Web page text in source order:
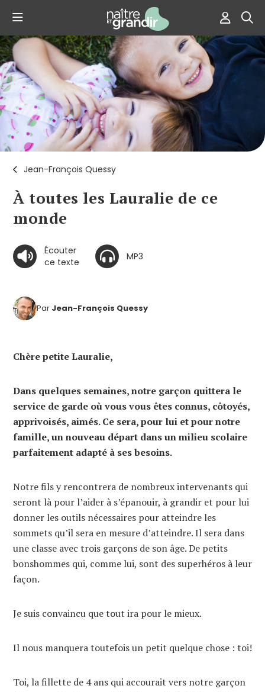
Jean-François Quessy
À toutes les Lauralie de ce
monde
Écouter
ce texte
MP3
Par Jean-François Quessy
Chère petite Lauralie,
Dans quelques semaines, notre garçon quittera le
service de garde où vous vous êtes connus, côtoyés,
apprivoisés, aimés. Ce sera, pour lui et pour notre
famille, un nouveau départ dans un milieu scolaire
parfaitement adapté à ses besoins.
Notre fils y rencontrera de nombreux intervenants qui
seront là pour l’aider à s’épanouir, à grandir et pour lui
donner les outils nécessaires pour atteindre les
sommets qu’il sera en mesure d’atteindre. Il sera dans
une classe avec trois garçons de son âge. De petits
bonshommes qui, comme lui, sont des superhéros à leur
façon.
Je suis convaincu que tout ira pour le mieux.
Il nous manquera toutefois un petit quelque chose : toi!
Toi, la fillette de 4 ans qui accourait vers notre garçon